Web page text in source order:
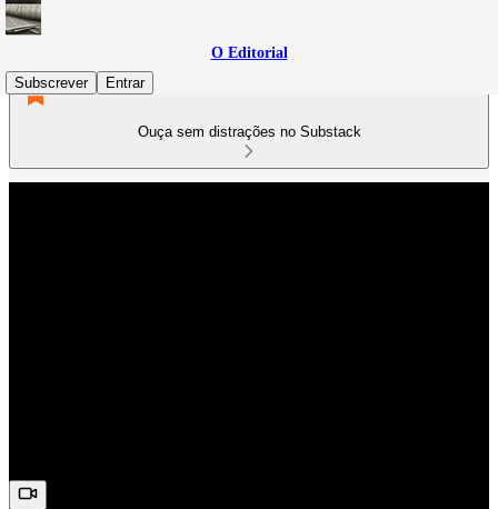
O Editorial
Subscrever
Entrar
Ouça sem distrações no Substack